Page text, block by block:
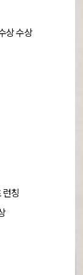
상 수상
런칭